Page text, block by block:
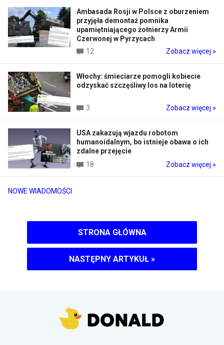
NOWE WIADOMOŚCI
Ambasada Rosji w Polsce z oburzeniem
przyjęła demontaż pomnika
upamiętniającego żołnierzy Armii
Czerwonej w Pyrzycach
12
Zobacz więcej »
Włochy: śmieciarze pomogli kobiecie
odzyskać szczęśliwy los na loterię
3 Zobacz więcej »
USA zakazują wjazdu robotom
humanoidalnym, bo istnieje obawa o ich
zdalne przejęcie
18
Zobacz więcej »
STRONA GŁÓWNA
NASTĘPNY ARTYKUŁ »